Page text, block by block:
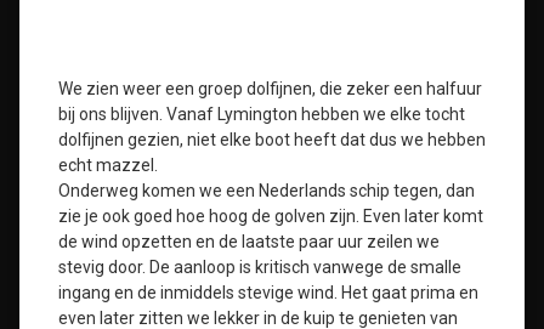
We zien weer een groep dolfijnen, die zeker een halfuur
bij ons blijven. Vanaf Lymington hebben we elke tocht
dolfijnen gezien, niet elke boot heeft dat dus we hebben
echt mazzel.
Onderweg komen we een Nederlands schip tegen, dan
zie je ook goed hoe hoog de golven zijn. Even later komt
de wind opzetten en de laatste paar uur zeilen we
stevig door. De aanloop is kritisch vanwege de smalle
ingang en de inmiddels stevige wind. Het gaat prima en
even later zitten we lekker in de kuip te genieten van